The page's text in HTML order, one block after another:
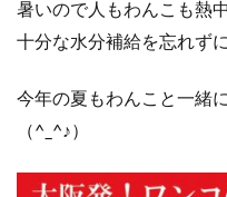
暑いので人もわんこも熱
十分な水分補給を忘れず
今年の夏もわんこと一緒
（^_^♪）